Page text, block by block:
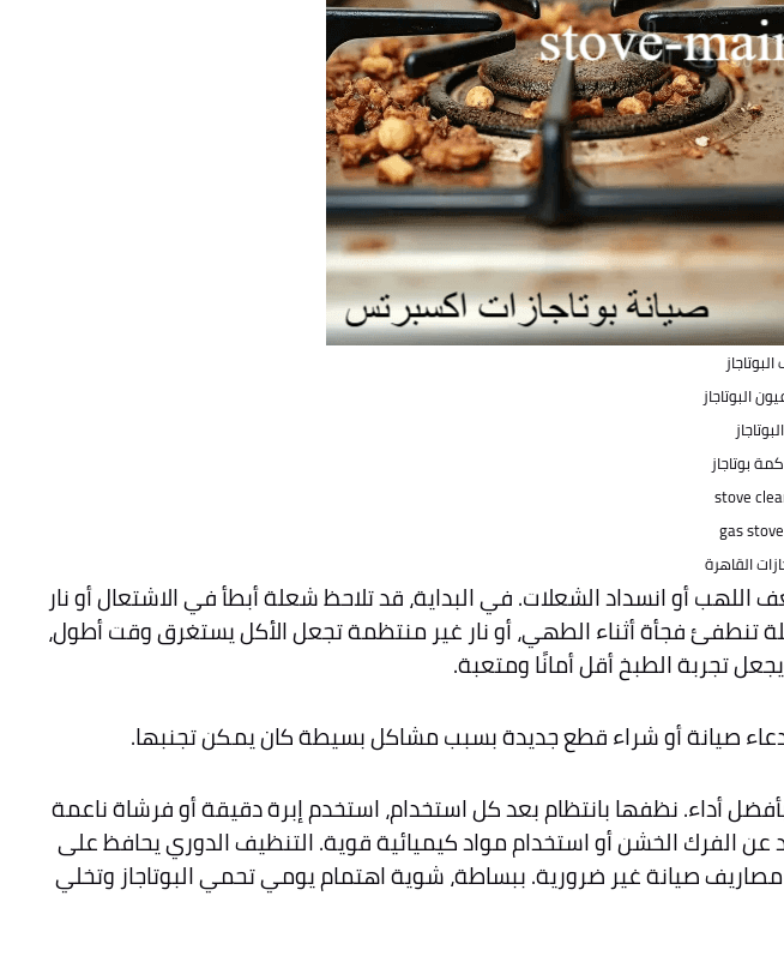
البوتاجاز
بوتاجاز
stove
gas
القاهرة
أو انسداد الشعلات. في البداية، قد تلاحظ شعلة أبطأ في الاشتعال أو نار
تنطفئ فجأة أثناء الطهي، أو نار غير منتظمة تجعل الأكل يستغرق وقت أطول،
تجربة الطبخ أقل أمانًا ومتعبة.
صيانة أو شراء قطع جديدة بسبب مشاكل بسيطة كان يمكن تجنبها.
أداء. نظفها بانتظام بعد كل استخدام، استخدم إبرة دقيقة أو فرشاة ناعمة
عن الفرك الخشن أو استخدام مواد كيميائية قوية. التنظيف الدوري يحافظ على
صيانة غير ضرورية. ببساطة، شوية اهتمام يومي تحمي البوتاجاز وتخلي